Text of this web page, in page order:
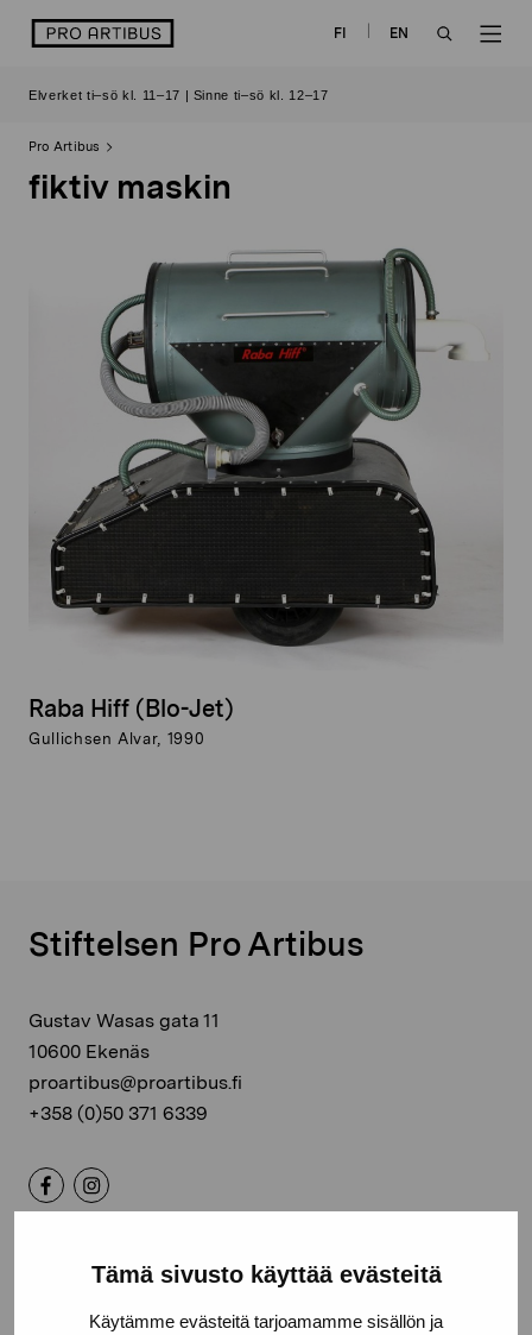
Tämä sivusto käyttää evästeitä
Käytämme evästeitä tarjoamamme sisällön ja
logo FI
EN
Elverket ti–sö kl. 11–17 | Sinne ti–sö kl. 12–17
Pro Artibus
fiktiv maskin
Raba Hiff (Blo-Jet)
Gullichsen Alvar, 1990
Stiftelsen Pro Artibus
Gustav Wasas gata 11
10600 Ekenäs
proartibus@proartibus.fi
+358 (0)50 371 6339
Kontakta oss